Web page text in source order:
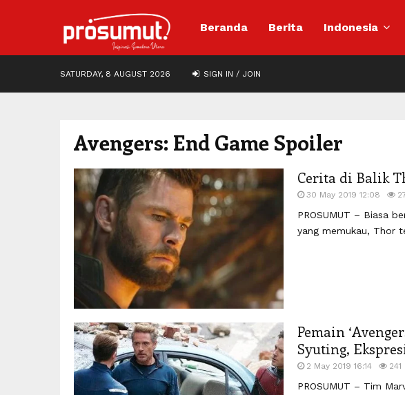
Beranda Berita Indonesia
SATURDAY, 8 AUGUST 2026 SIGN IN / JOIN
Avengers: End Game Spoiler
Cerita di Balik
30 May 2019 12:08
PROSUMUT – Biasa
yang memukau, Thor
Pemain
Syuting,
2 May 2019 16:14 241
PROSUMUT – Tim